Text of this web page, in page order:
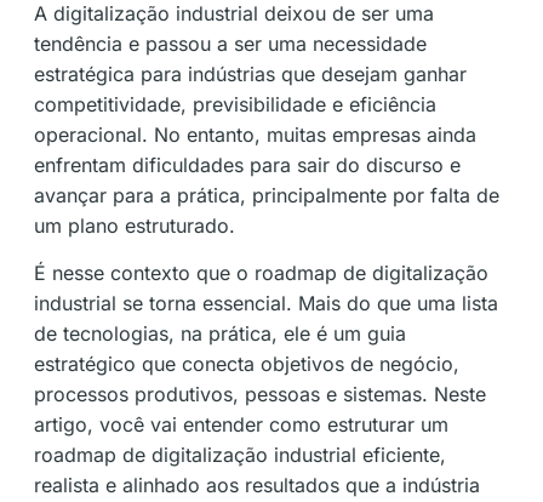
A digitalização industrial deixou de ser uma
tendência e passou a ser uma necessidade
estratégica para indústrias que desejam ganhar
competitividade, previsibilidade e eficiência
operacional. No entanto, muitas empresas ainda
enfrentam dificuldades para sair do discurso e
avançar para a prática, principalmente por falta de
um plano estruturado.
É nesse contexto que o roadmap de digitalização
industrial se torna essencial. Mais do que uma lista
de tecnologias, na prática, ele é um guia
estratégico que conecta objetivos de negócio,
processos produtivos, pessoas e sistemas. Neste
artigo, você vai entender como estruturar um
roadmap de digitalização industrial eficiente,
realista e alinhado aos resultados que a indústria